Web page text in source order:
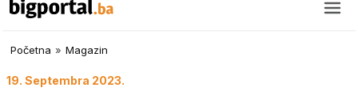
Početna » Magazin
19. Septembra 2023.